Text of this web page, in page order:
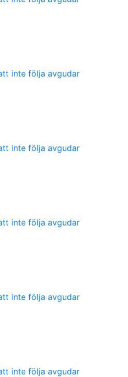
inte följa avgudar
inte följa avgudar
inte följa avgudar
inte följa avgudar
inte följa avgudar